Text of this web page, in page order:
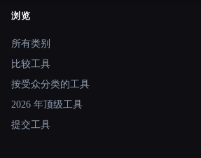
Site navigation
浏览
所有类别
比较工具
按受众分类的工具
2026 年顶级工具
提交工具